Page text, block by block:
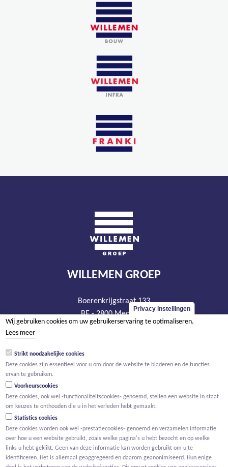
WILLEMEN GROEP
Boerenkrijgstraat 133
BE - 2800 Mechelen
tel +32 15 569 965
BTW BE 0466.256.432
Privacy instellingen
Wij gebruiken cookies om uw gebruikerservaring te optimaliseren.
Lees meer
Strikt noodzakelijke cookies
Deze cookies zijn essentieel voor u om door de website te bladeren en de functies
ervan te gebruiken.
Voorkeurscookies
Deze cookies, ook wel -functionaliteitscookies- genoemd, stellen een website in staat
om keuzes te onthouden die u in het verleden hebt gemaakt.
Statistics cookies
Deze cookies worden ook wel -prestatiecookies- genoemd en verzamelen informatie
over hoe u een website gebruikt, zoals welke pagina's u hebt bezocht en op welke
links u hebt geklikt. Geen van deze informatie kan worden gebruikt om u te
identificeren. Het is allemaal geaggregeerd en daarom geanonimiseerd. Hun enige